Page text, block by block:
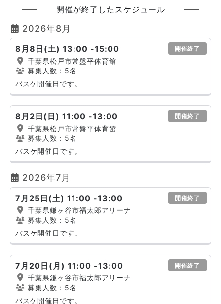
開催が終了したスケジュール
2026年8月
8月8日(土) 13:00 -15:00 開催終了
千葉県松戸市常盤平体育館
募集人数：5名
バスケ開催日です。
8月2日(日) 11:00 -13:00 開催終了
千葉県松戸市常盤平体育館
募集人数：5名
バスケ開催日です。
2026年7月
7月25日(土) 11:00 -13:00 開催終了
千葉県鎌ヶ谷市福太郎アリーナ
募集人数：5名
バスケ開催日です。
7月20日(月) 11:00 -13:00 開催終了
千葉県鎌ヶ谷市福太郎アリーナ
募集人数：5名
バスケ開催日です。